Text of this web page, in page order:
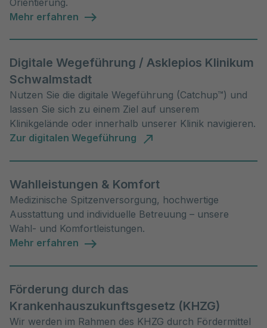
Mehr erfahren
Digitale Wegeführung / Asklepios Klinikum
Schwalmstadt
Nutzen Sie die digitale Wegeführung (Catchup™) und
lassen Sie sich zu einem Ziel auf unserem
Klinikgelände oder innerhalb unserer Klinik navigieren.
Zur digitalen Wegeführung
Wahlleistungen & Komfort
Medizinische Spitzenversorgung, hochwertige
Ausstattung und individuelle Betreuung – unsere
Wahl- und Komfortleistungen.
Mehr erfahren
Förderung durch das
Krankenhauszukunftsgesetz (KHZG)
Wir werden im Rahmen des KHZG durch Fördermittel